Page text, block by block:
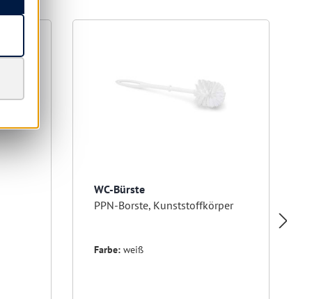
WC-Bürste
PPN-Borste, Kunststoffkörper
Farbe: weiß